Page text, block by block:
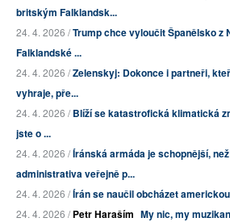
britským Falklandsk...
24. 4. 2026 /Trump chce vyloučit Španělsko z
Falklandské ...
24. 4. 2026 /Zelenskyj: Dokonce i partneři,
vyhraje, pře...
24. 4. 2026 /Blíží se katastrofická klimatická
jste o ...
24. 4. 2026 /Íránská armáda je schopnější,
administrativa veřejně p...
24. 4. 2026 /Írán se naučil obcházet
24. 4. 2026 /Petr Haraším My nic, my